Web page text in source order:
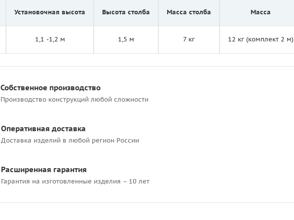
Установочная высота
1,1 -1,2 м
Высота столба
1,5 м
Масса столба
7 кг
Масса
12 кг (комплект 2 м)
Собственное производство
Производство конструкций любой сложности
Оперативная доставка
Доставка изделий в любой регион России
Расширенная гарантия
Гарантия на изготовленные изделия – 10 лет